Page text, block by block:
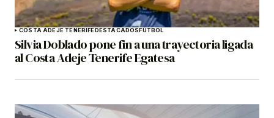
COSTA ADEJE TENERIFEDESTACADOSFÚTBOL
Silvia Doblado pone fin a una trayectoria ligada
al Costa Adeje Tenerife Egatesa